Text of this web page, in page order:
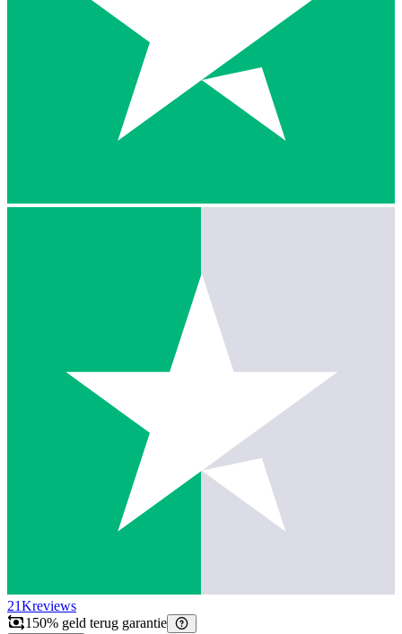
21Kreviews
150% geld terug garantie